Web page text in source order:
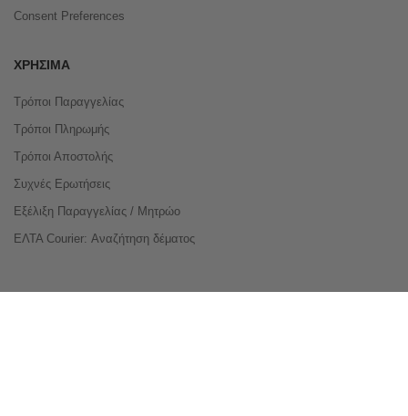
Consent Preferences
ΧΡΉΣΙΜΑ
Τρόποι Παραγγελίας
Τρόποι Πληρωμής
Τρόποι Αποστολής
Συχνές Ερωτήσεις
Εξέλιξη Παραγγελίας / Μητρώο
ΕΛΤΑ Courier: Αναζήτηση δέματος